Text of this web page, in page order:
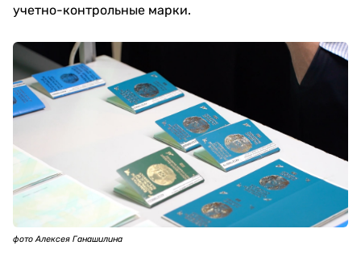
учетно-контрольные марки.
фото Алексея Ганашилина